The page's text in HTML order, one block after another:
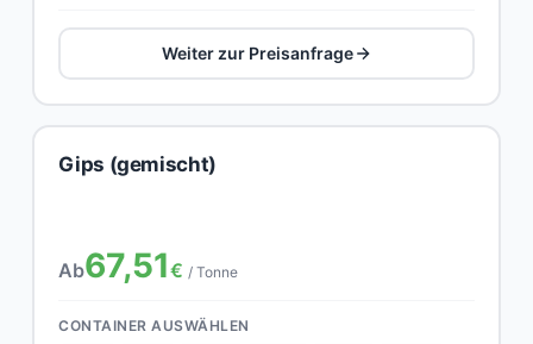
Weiter zur Preisanfrage
Gips (gemischt)
Ab67,51€ / Tonne
CONTAINER AUSWÄHLEN